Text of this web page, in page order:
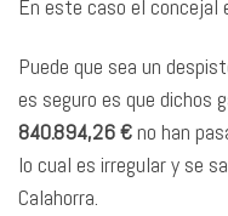
En este caso el concejal
Puede que sea un
es seguro es que dichos
840.894,26 €no han
lo cual es irregular y se
Calahorra.